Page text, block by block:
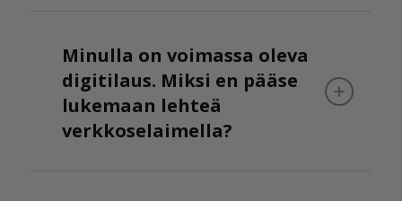
Minulla on voimassa oleva
digitilaus. Miksi en pääse
lukemaan lehteä
verkkoselaimella?